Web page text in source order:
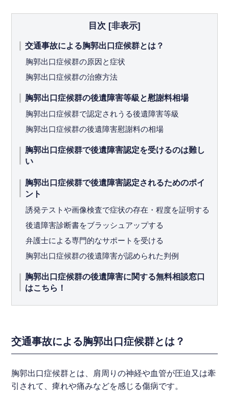
目次 [非表示]
交通事故による胸郭出口症候群とは？
胸郭出口症候群の原因と症状
胸郭出口症候群の治療方法
胸郭出口症候群の後遺障害等級と慰謝料相場
胸郭出口症候群で認定されうる後遺障害等級
胸郭出口症候群の後遺障害慰謝料の相場
胸郭出口症候群で後遺障害認定を受けるのは難し
い
胸郭出口症候群で後遺障害認定されるためのポイ
ント
誘発テストや画像検査で症状の存在・程度を証明する
後遺障害診断書をブラッシュアップする
弁護士による専門的なサポートを受ける
胸郭出口症候群の後遺障害が認められた判例
胸郭出口症候群の後遺障害に関する無料相談窓口
はこちら！
交通事故による胸郭出口症候群とは？
胸郭出口症候群とは、肩周りの神経や血管が圧迫又は牽
引されて、痺れや痛みなどを感じる傷病です。